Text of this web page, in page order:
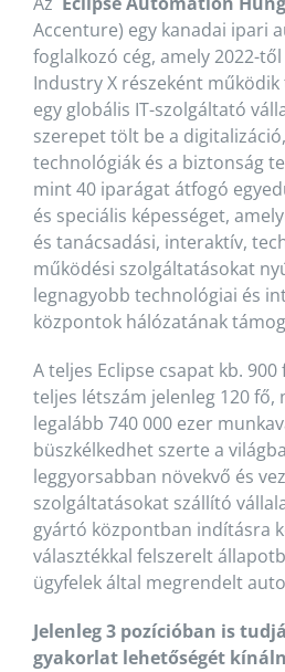
Accenture) egy kanadai ipari
foglalkozó cég, amely 2022-
Industry X részeként
egy globális IT-szolgáltató
szerepet tölt be a
technológiák és a biztonság
mint 40 iparágat átfogó
és speciális képességet,
és tanácsadási, interaktív,
működési szolgáltatásokat
legnagyobb technológiai és
központok hálózatának
A teljes Eclipse csapat kb.
teljes létszám jelenleg 120 fő,
legalább 740 000 ezer
büszkélkedhet szerte a
leggyorsabban növekvő és
szolgáltatásokat szállító
gyártó központban indításra
választékkal felszerelt
ügyfelek által megrendelt
Jelenleg 3 pozícióban is
gyakorlat lehetőségét